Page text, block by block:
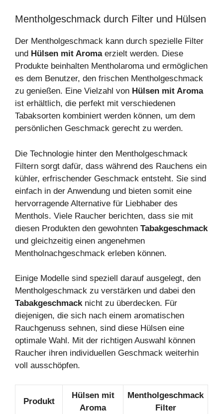
Mentholgeschmack durch Filter und Hülsen
Der Mentholgeschmack kann durch spezielle Filter
und Hülsen mit Aromaerzielt werden. Diese
Produkte beinhalten Mentholaroma und ermöglichen
es dem Benutzer, den frischen Mentholgeschmack
zu genießen. Eine Vielzahl von Hülsen mit Aroma
ist erhältlich, die perfekt mit verschiedenen
Tabaksorten kombiniert werden können, um dem
persönlichen Geschmack gerecht zu werden.
Die Technologie hinter den Mentholgeschmack
Filtern sorgt dafür, dass während des Rauchens ein
kühler, erfrischender Geschmack entsteht. Sie sind
einfach in der Anwendung und bieten somit eine
hervorragende Alternative für Liebhaber des
Menthols. Viele Raucher berichten, dass sie mit
diesen Produkten den gewohnten Tabakgeschmack
und gleichzeitig einen angenehmen
Mentholnachgeschmack erleben können.
Einige Modelle sind speziell darauf ausgelegt, den
Mentholgeschmack zu verstärken und dabei den
Tabakgeschmacknicht zu überdecken. Für
diejenigen, die sich nach einem aromatischen
Rauchgenuss sehnen, sind diese Hülsen eine
optimale Wahl. Mit der richtigen Auswahl können
Raucher ihren individuellen Geschmack weiterhin
voll ausschöpfen.
Produkt
Hülsen mit
Aroma
Mentholgeschmack
Filter